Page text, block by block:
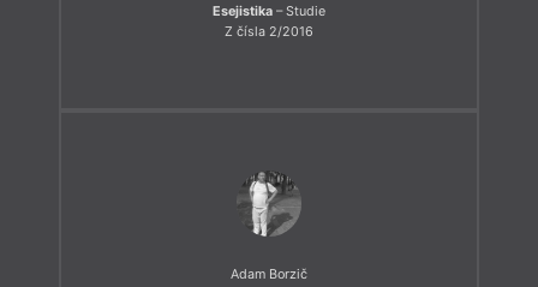
Esejistika – Studie
Z čísla 2/2016
Adam Borzič